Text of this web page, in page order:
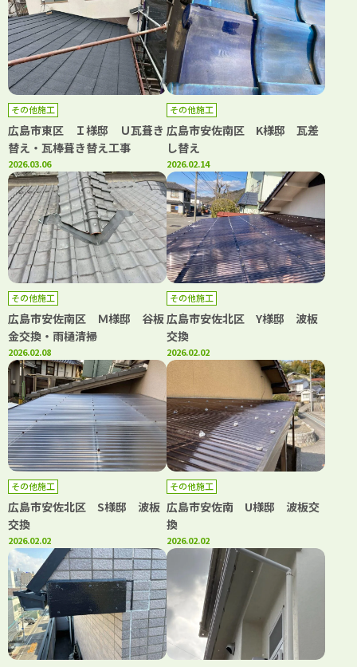
その他施工
広島市東区 Ｉ様邸 Ｕ瓦葺き
替え・瓦棒葺き替え工事
2026.03.06
その他施工
広島市安佐南区 K様邸 瓦差
し替え
2026.02.14
その他施工
広島市安佐南区 Ｍ様邸 谷板
金交換・雨樋清掃
2026.02.08
その他施工
広島市安佐北区 Y様邸 波板
交換
2026.02.02
その他施工
広島市安佐北区 S様邸 波板
交換
2026.02.02
その他施工
広島市安佐南 U様邸 波板交
換
2026.02.02